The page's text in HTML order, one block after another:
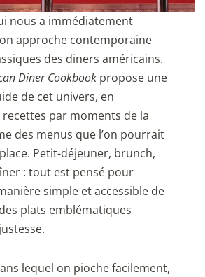
nous a immédiatement
approche contemporaine
des diners américains.
Diner Cookbook propose une
de cet univers, en
par moments de la
des menus que l’on pourrait
Petit-déjeuner, brunch,
: tout est pensé pour
simple et accessible de
plats emblématiques
lequel on pioche facilement,